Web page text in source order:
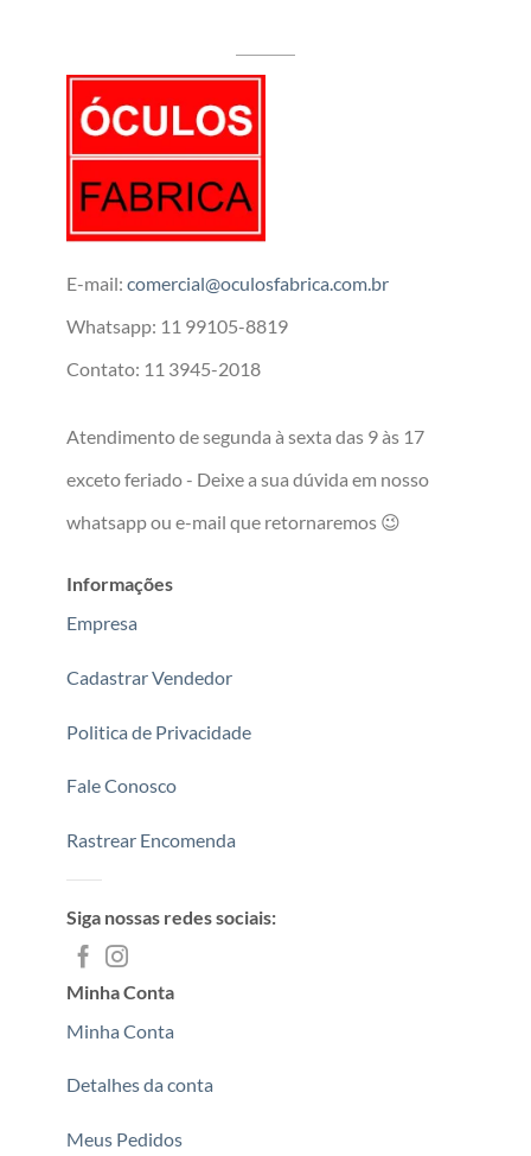
E-mail: comercial@oculosfabrica.com.br
Whatsapp: 11 99105-8819
Contato: 11 3945-2018
Atendimento de segunda à sexta das 9 às 17
exceto feriado - Deixe a sua dúvida em nosso
whatsapp ou e-mail que retornaremos 😉
Informações
Empresa
Cadastrar Vendedor
Politica de Privacidade
Fale Conosco
Rastrear Encomenda
Siga nossas redes sociais:
Minha Conta
Minha Conta
Detalhes da conta
Meus Pedidos